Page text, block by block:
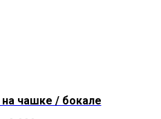
чашке / бокале